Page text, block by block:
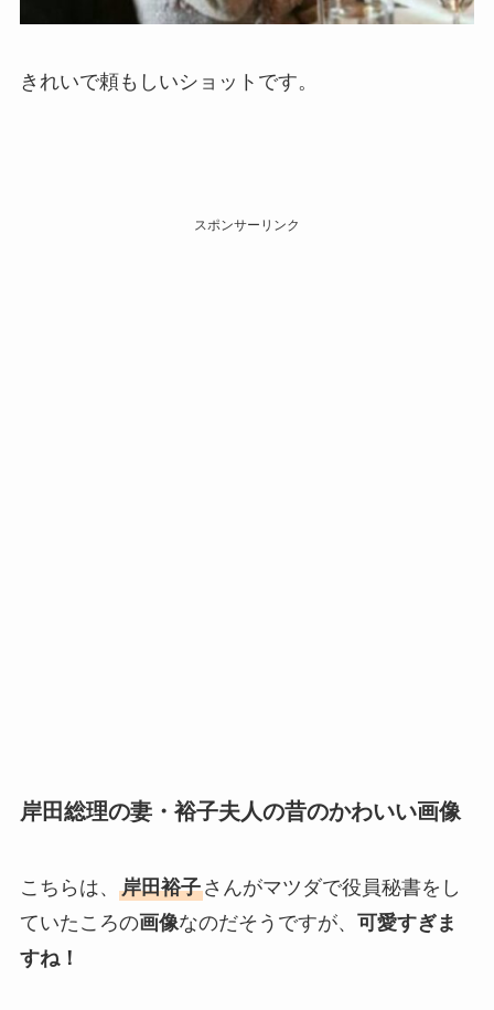
きれいで頼もしいショットです。
スポンサーリンク
岸田総理の妻・裕子夫人の昔のかわいい画像
こちらは、 岸田裕子さんがマツダで役員秘書をし
ていたころの画像なのだそうですが、 可愛すぎま
すね！